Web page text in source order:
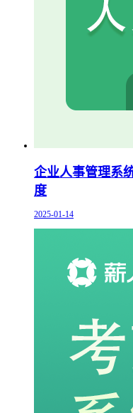
企业人事管理系
度
2025-01-14